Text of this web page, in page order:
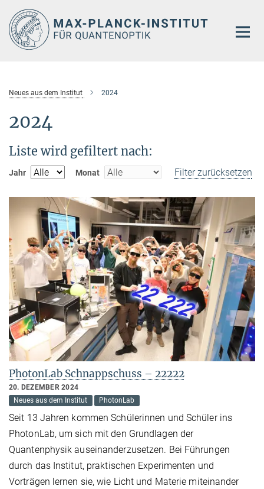
Hauptinhalt
Neues aus dem Institut 2024
2024
Liste wird gefiltert nach:
Jahr Monat Filter zurücksetzen
PhotonLab Schnappschuss – 22222
20. DEZEMBER 2024
Neues aus dem Institut
PhotonLab
Seit 13 Jahren kommen Schülerinnen und Schüler ins
PhotonLab, um sich mit den Grundlagen der
Quantenphysik auseinanderzusetzen. Bei Führungen
durch das Institut, praktischen Experimenten und
Vorträgen lernen sie, wie Licht und Materie miteinander